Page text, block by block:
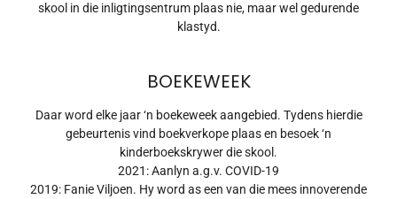
skool in die inligtingsentrum plaas nie, maar wel gedurende
klastyd.
BOEKEWEEK
Daar word elke jaar ‘n boekeweek aangebied. Tydens hierdie
gebeurtenis vind boekverkope plaas en besoek ‘n
kinderboekskrywer die skool.
2021: Aanlyn a.g.v. COVID-19
2019: Fanie Viljoen. Hy word as een van die mees innoverende